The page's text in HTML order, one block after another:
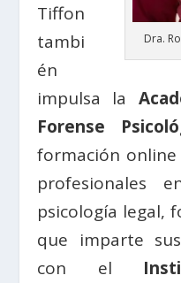
Dra.
Tiffon
tambi
én
impulsa la
Forense
formación
profesionales
psicología legal,
que imparte
con el